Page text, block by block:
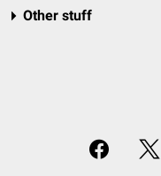
Other stuff